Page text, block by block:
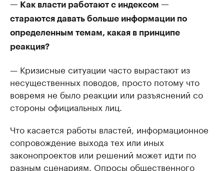
— Как власти работают с индексом —
стараются давать больше информации по
определенным темам, какая в принципе
реакция?
— Кризисные ситуации часто вырастают из
несущественных поводов, просто потому что
вовремя не было реакции или разъяснений со
стороны официальных лиц.
Что касается работы властей, информационное
сопровождение выхода тех или иных
законопроектов или решений может идти по
разным сценариям. Опросы общественного